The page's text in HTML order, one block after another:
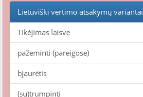
Lietuviški vertimo atsakymų variantai
Tikėjimas laisve
pažeminti (pareigose)
bjaurėtis
(su)trumpinti